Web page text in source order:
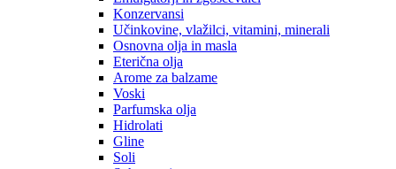
Konzervansi
Učinkovine, vlažilci, vitamini, minerali
Osnovna olja in masla
Eterična olja
Arome za balzame
Voski
Parfumska olja
Hidrolati
Gline
Soli